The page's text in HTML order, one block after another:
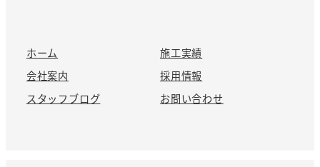
ホーム
施工実績
会社案内
採用情報
スタッフブログ
お問い合わせ